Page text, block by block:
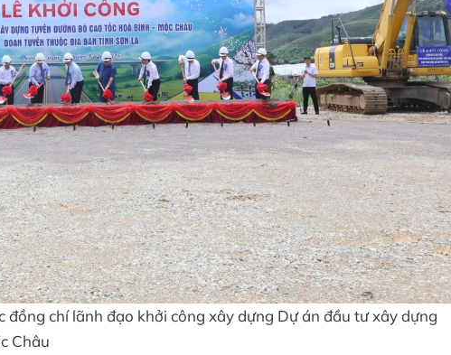
đồng chí lãnh đạo khởi công xây dựng Dự án đầu tư xây dựng
Châu